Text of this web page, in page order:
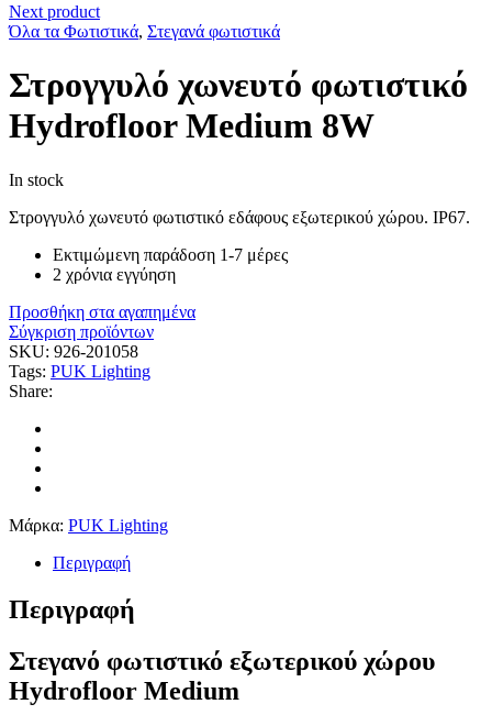
Next product
Όλα τα Φωτιστικά, Στεγανά φωτιστικά
Στρογγυλό χωνευτό φωτιστικό
Hydrofloor Medium 8W
In stock
Στρογγυλό χωνευτό φωτιστικό εδάφους εξωτερικού χώρου. IP67.
Εκτιμώμενη παράδοση 1-7 μέρες
2 χρόνια εγγύηση
Προσθήκη στα αγαπημένα
Σύγκριση προϊόντων
SKU: 926-201058
Tags: PUK Lighting
Share:
Μάρκα: PUK Lighting
Περιγραφή
Περιγραφή
Στεγανό φωτιστικό εξωτερικού χώρου
Hydrofloor Medium